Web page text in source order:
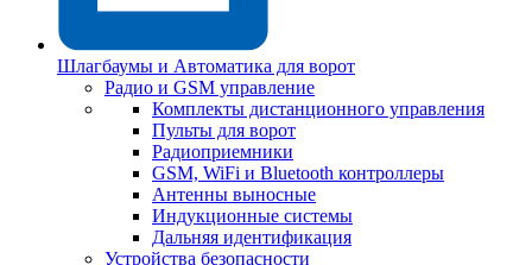
Шлагбаумы и Автоматика для ворот
Радио и GSM управление
Комплекты дистанционного управления
Пульты для ворот
Радиоприемники
GSM, WiFi и Bluetooth контроллеры
Антенны выносные
Индукционные системы
Дальняя идентификация
Устройства безопасности